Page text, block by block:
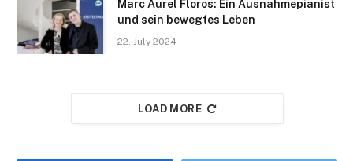
Marc Aurel Floros: Ein Ausnahmepianist
und sein bewegtes Leben
22. July 2024
LOAD MORE